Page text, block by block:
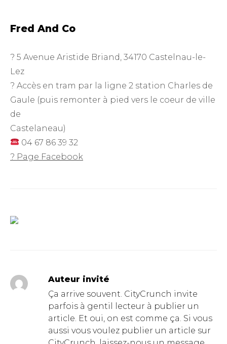
Fred And Co
? 5 Avenue Aristide Briand, 34170 Castelnau-le-
Lez
? Accès en tram par la ligne 2 station Charles de
Gaule (puis remonter à pied vers le coeur de ville
de
Castelaneau)
04 67 86 39 32
? Page Facebook
Auteur invité
Ça arrive souvent. CityCrunch invite
parfois à gentil lecteur à publier un
article. Et oui, on est comme ça. Si vous
aussi vous voulez publier un article sur